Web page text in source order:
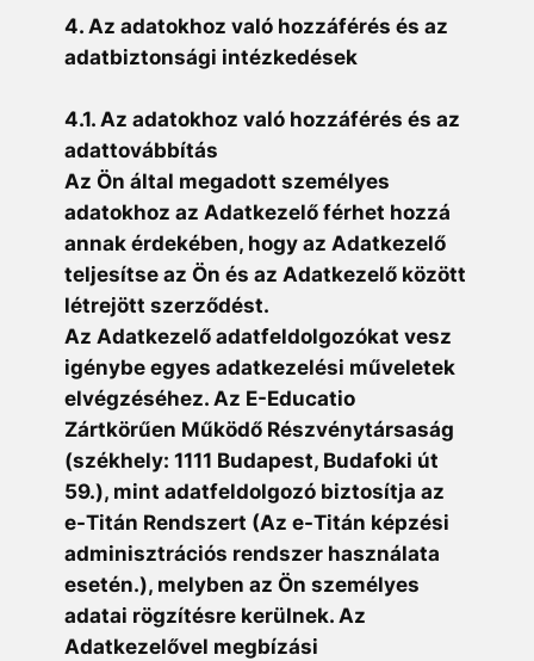
4. Az adatokhoz való hozzáférés és az
adatbiztonsági intézkedések
4.1. Az adatokhoz való hozzáférés és az
adattovábbítás
Az Ön által megadott személyes
adatokhoz az Adatkezelő férhet hozzá
annak érdekében, hogy az Adatkezelő
teljesítse az Ön és az Adatkezelő között
létrejött szerződést.
Az Adatkezelő adatfeldolgozókat vesz
igénybe egyes adatkezelési műveletek
elvégzéséhez. Az E-Educatio
Zártkörűen Működő Részvénytársaság
(székhely: 1111 Budapest, Budafoki út
59.), mint adatfeldolgozó biztosítja az
e-Titán Rendszert (Az e-Titán képzési
adminisztrációs rendszer használata
esetén.), melyben az Ön személyes
adatai rögzítésre kerülnek. Az
Adatkezelővel megbízási